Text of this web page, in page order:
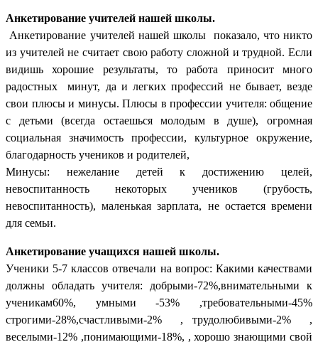
Анкетирование учителей нашей школы.
Анкетирование учителей нашей школы показало, что никто
из учителей не считает свою работу сложной и трудной. Если
видишь хорошие результаты, то работа приносит много
радостных минут, да и легких профессий не бывает, везде
свои плюсы и минусы. Плюсы в профессии учителя: общение
с детьми (всегда остаешься молодым в душе), огромная
социальная значимость профессии, культурное окружение,
благодарность учеников и родителей,
Минусы: нежелание детей к достижению целей,
невоспитанность некоторых учеников (грубость,
невоспитанность), маленькая зарплата, не остается времени
для семьи.
Анкетирование учащихся нашей школы.
Ученики 5-7 классов отвечали на вопрос: Какими качествами
должны обладать учителя: добрыми-72%,внимательными к
ученикам60%, умными -53% ,требовательными-45%
строгими-28%,счастливыми-2% , трудолюбивыми-2% ,
веселыми-12% ,понимающими-18%, , хорошо знающими свой